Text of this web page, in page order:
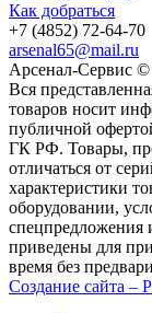
Как добраться
+7 (4852) 72-64-70
arsenal65@mail.ru
Aрсенал-Сервис
Вся
товаров носит
публичной
ГК РФ. Товары,
отличаться от
характеристики
оборудовании,
спецпредложения
приведены для
время без
Создание сайта –